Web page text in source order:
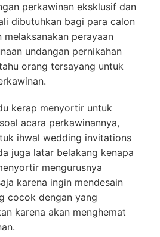
perkawinan eksklusif dan
dibutuhkan bagi para calon
perayaan
undangan pernikahan
orang tersayang untuk
kerap menyortir untuk
acara perkawinannya,
ihwal wedding invitations
juga latar belakang kenapa
mengurusnya
karena ingin mendesain
cocok dengan yang
karena akan menghemat